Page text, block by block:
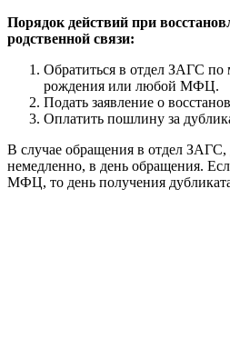
Порядок действий при
родственной связи:
Обратиться в отдел ЗАГС по
рождения или любой МФЦ.
Подать заявление о
Оплатить пошлину за
В случае обращения в отдел ЗАГС,
немедленно, в день обращения.
МФЦ, то день получения